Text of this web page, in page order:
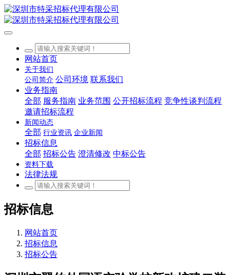
网站首页
关于我们
公司简介 公司环境 联系我们
业务指南
全部 服务指南 业务范围 公开招标流程 竞争性谈判流程
邀请招标流程
新闻动态
全部 行业资讯 企业新闻
招标信息
全部 招标公告 澄清修改 中标公告
资料下载
法律法规
招标信息
网站首页
招标信息
招标公告